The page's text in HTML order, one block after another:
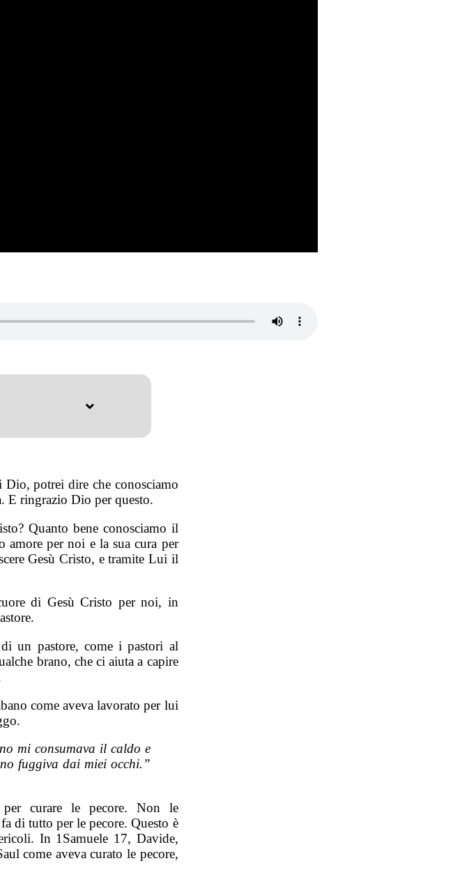
Dio, potrei dire che conosciamo
E ringrazio Dio per questo.
Quanto bene conosciamo il
amore per noi e la sua cura per
Gesù Cristo, e tramite Lui il
di Gesù Cristo per noi, in
un pastore, come i pastori al
brano, che ci aiuta a capire
come aveva lavorato per lui
mi consumava il caldo e
fuggiva dai miei occhi.”
curare le pecore. Non le
di tutto per le pecore. Questo è
In 1Samuele 17, Davide,
come aveva curato le pecore,